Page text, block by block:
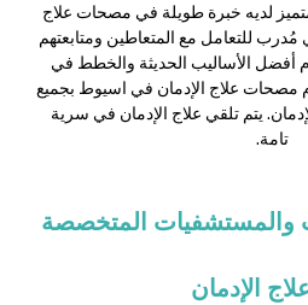
لديه خبرة طويلة في مصحات علاج
للتعامل مع المتعاطين ومتابعتهم
أفضل الأساليب الحديثة والخطط في
مصحات علاج الإدمان في اسيوط بجميع
يتم تلقي علاج الإدمان في سرية
تامة.
والمستشفيات المتخصصة
الإدمان